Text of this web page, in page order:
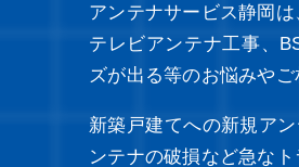
アンテナサービス静岡
テレビアンテナ工事、
ズが出る等のお悩みや
新築戸建てへの新規ア
ンテナの破損など急なト